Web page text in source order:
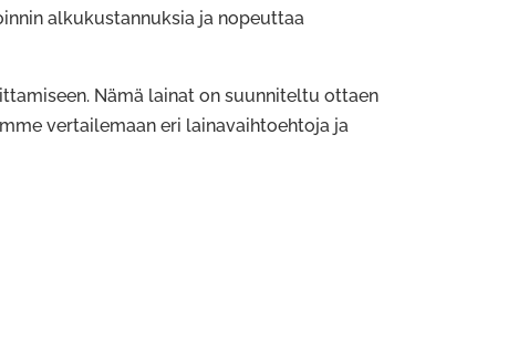
alkukustannuksia ja nopeuttaa
Nämä lainat on suunniteltu ottaen
vertailemaan eri lainavaihtoehtoja ja